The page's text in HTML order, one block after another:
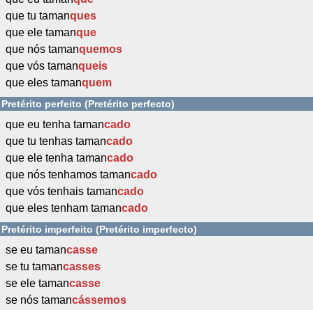
que tu tamanques
que ele tamanque
que nós tamanquemos
que vós tamanqueis
que eles tamanquem
Pretérito perfeito (Pretérito perfecto)
que eu tenha tamancado
que tu tenhas tamancado
que ele tenha tamancado
que nós tenhamos tamancado
que vós tenhais tamancado
que eles tenham tamancado
Pretérito imperfeito (Pretérito imperfecto)
se eu tamancasse
se tu tamancasses
se ele tamancasse
se nós tamancássemos